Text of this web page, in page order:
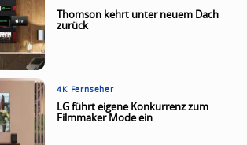
Thomson kehrt unter neuem Dach
zurück
4K Fernseher
LG führt eigene Konkurrenz zum
Filmmaker Mode ein